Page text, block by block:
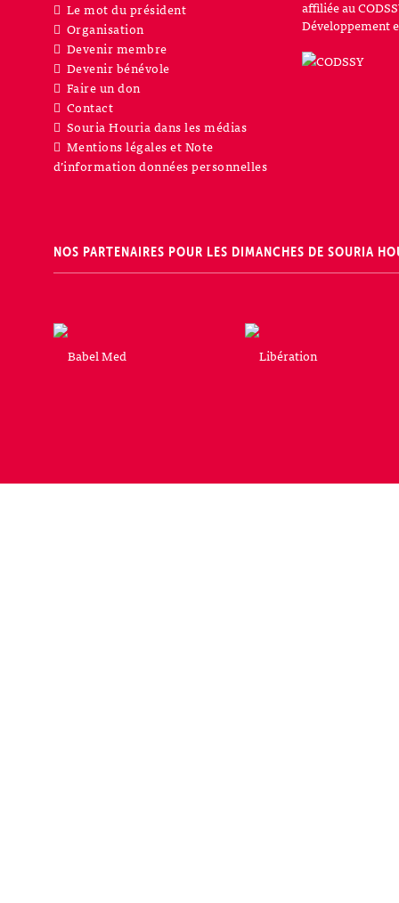
Le mot du président
Organisation
Devenir membre
Devenir bénévole
Faire un don
Contact
Souria Houria dans les médias
Mentions légales et Note
d’information données personnelles
affiliée au
Développement
NOS PARTENAIRES POUR LES DIMANCHES DE SOURIA